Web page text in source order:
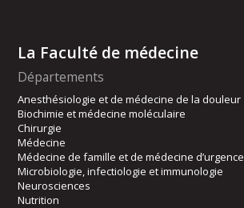
La Faculté de médecine
Départements
Anesthésiologie et de médecine de la douleur
Biochimie et médecine moléculaire
Chirurgie
Médecine
Médecine de famille et de médecine d’urgence
Microbiologie, infectiologie et immunologie
Neurosciences
Nutrition